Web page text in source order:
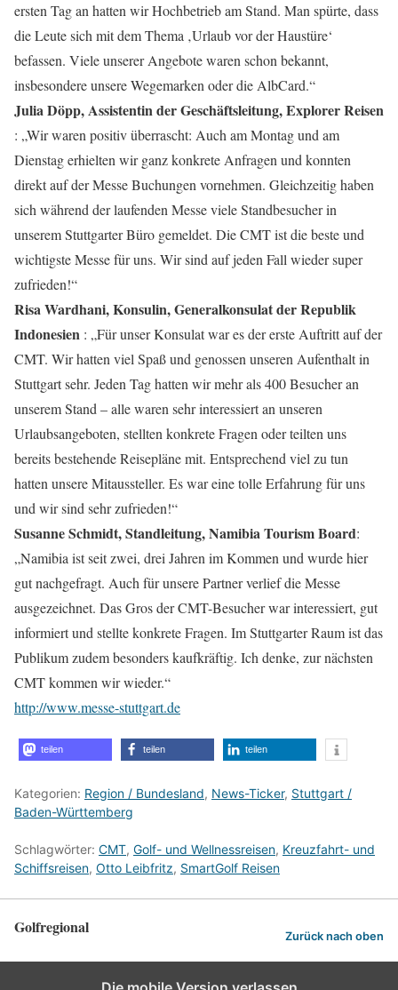
ersten Tag an hatten wir Hochbetrieb am Stand. Man spürte, dass
die Leute sich mit dem Thema ‚Urlaub vor der Haustüre‘
befassen. Viele unserer Angebote waren schon bekannt,
insbesondere unsere Wegemarken oder die AlbCard.“
Julia Döpp, Assistentin der Geschäftsleitung, Explorer Reisen
: „Wir waren positiv überrascht: Auch am Montag und am
Dienstag erhielten wir ganz konkrete Anfragen und konnten
direkt auf der Messe Buchungen vornehmen. Gleichzeitig haben
sich während der laufenden Messe viele Standbesucher in
unserem Stuttgarter Büro gemeldet. Die CMT ist die beste und
wichtigste Messe für uns. Wir sind auf jeden Fall wieder super
zufrieden!“
Risa Wardhani, Konsulin, Generalkonsulat der Republik
Indonesien : „Für unser Konsulat war es der erste Auftritt auf der
CMT. Wir hatten viel Spaß und genossen unseren Aufenthalt in
Stuttgart sehr. Jeden Tag hatten wir mehr als 400 Besucher an
unserem Stand – alle waren sehr interessiert an unseren
Urlaubsangeboten, stellten konkrete Fragen oder teilten uns
bereits bestehende Reisepläne mit. Entsprechend viel zu tun
hatten unsere Mitaussteller. Es war eine tolle Erfahrung für uns
und wir sind sehr zufrieden!“
Susanne Schmidt, Standleitung, Namibia Tourism Board:
„Namibia ist seit zwei, drei Jahren im Kommen und wurde hier
gut nachgefragt. Auch für unsere Partner verlief die Messe
ausgezeichnet. Das Gros der CMT-Besucher war interessiert, gut
informiert und stellte konkrete Fragen. Im Stuttgarter Raum ist das
Publikum zudem besonders kaufkräftig. Ich denke, zur nächsten
CMT kommen wir wieder.“
http://www.messe-stuttgart.de
teilen teilen teilen
Kategorien: Region / Bundesland, News-Ticker, Stuttgart /
Baden-Württemberg
Schlagwörter: CMT, Golf- und Wellnessreisen, Kreuzfahrt- und
Schiffsreisen, Otto Leibfritz, SmartGolf Reisen
Golfregional Zurück nach oben